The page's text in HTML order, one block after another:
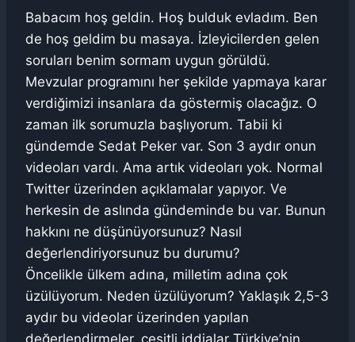
Babacım hoş geldin. Hoş bulduk evladım. Ben
de hoş geldim bu masaya. İzleyicilerden gelen
soruları benim sormam uygun görüldü.
Mevzular programını her şekilde yapmaya karar
verdiğimizi insanlara da göstermiş olacağız. O
zaman ilk sorumuzla başlıyorum. Tabii ki
gündemde Sedat Peker var. Son 3 aydır onun
videoları vardı. Ama artık videoları yok. Normal
Twitter üzerinden açıklamalar yapıyor. Ve
herkesin de aslında gündeminde bu var. Bunun
hakkını ne düşünüyorsunuz? Nasıl
değerlendiriyorsunuz bu durumu?
Öncelikle ülkem adına, milletim adına çok
üzülüyorum. Neden üzülüyorum? Yaklaşık 2,5-3
aydır bu videolar üzerinden yapılan